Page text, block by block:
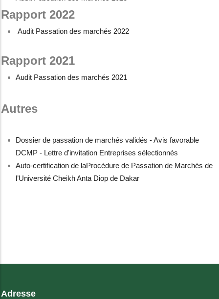
Rapport 2022
Audit Passation des marchés 2022
Rapport 2021
Audit Passation des marchés 2021
Autres
Dossier de passation de marchés validés - Avis favorable
DCMP - Lettre d'invitation Entreprises sélectionnés
Auto-certification de laProcédure de Passation de Marchés de
l’Université Cheikh Anta Diop de Dakar
Adresse